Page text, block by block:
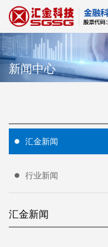
新闻中心
汇金新闻
行业新闻
汇金新闻